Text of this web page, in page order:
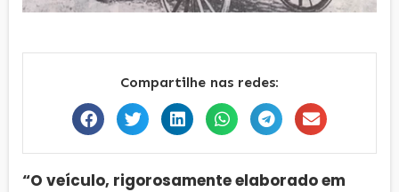
Compartilhe nas redes:
“O veículo, rigorosamente elaborado em